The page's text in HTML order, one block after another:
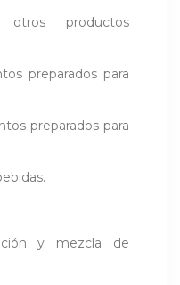
productos
preparados para
preparados para
y mezcla de